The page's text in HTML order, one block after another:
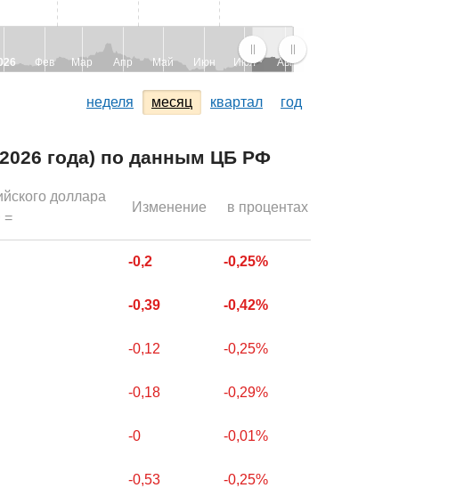
Фев Мар Апр Май Июн Июл Авг
неделя месяц квартал год
2026 года) по данным ЦБ РФ
доллара
=
Изменение в процентах
-0,2 -0,25%
-0,39 -0,42%
-0,12 -0,25%
-0,18 -0,29%
-0 -0,01%
-0,53 -0,25%